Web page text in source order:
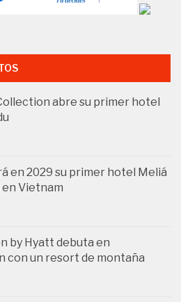
abre su primer hotel
en 2029 su primer hotel Meliá
Vietnam
by Hyatt debuta en
con un resort de montaña